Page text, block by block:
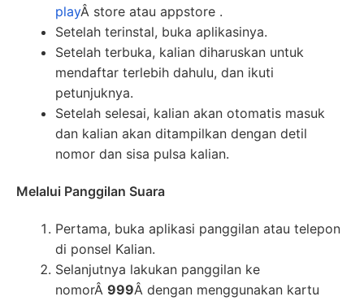
playÂ store atau appstore .
Setelah terinstal, buka aplikasinya.
Setelah terbuka, kalian diharuskan untuk
mendaftar terlebih dahulu, dan ikuti
petunjuknya.
Setelah selesai, kalian akan otomatis masuk
dan kalian akan ditampilkan dengan detil
nomor dan sisa pulsa kalian.
Melalui Panggilan Suara
Pertama, buka aplikasi panggilan atau telepon
di ponsel Kalian.
Selanjutnya lakukan panggilan ke
nomorÂ 999Â dengan menggunakan kartu